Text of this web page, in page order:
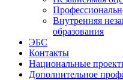
Внутренняя
образования
ЭБС
Контакты
Национальные
Дополнительное